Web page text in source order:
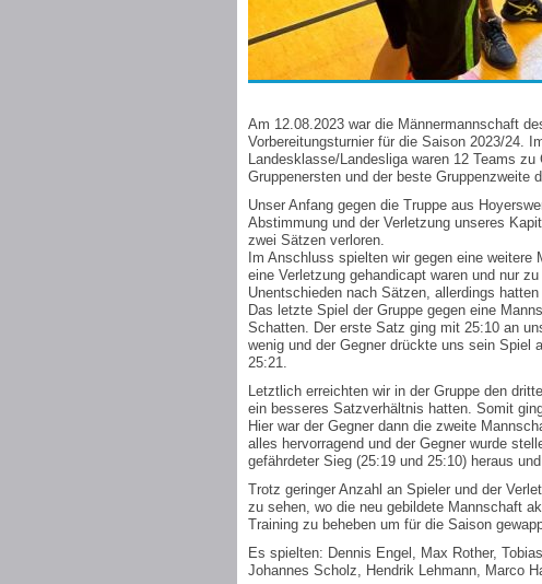
Am 12.08.2023 war die Männermannschaft
Vorbereitungsturnier für die Saison 2023/24.
Landesklasse/Landesliga waren 12 Teams
Gruppenersten und der beste Gruppenzweite
Unser Anfang gegen die Truppe aus
Abstimmung und der Verletzung unseres
zwei Sätzen verloren.
Im Anschluss spielten wir gegen eine
eine Verletzung gehandicapt waren und nur
Unentschieden nach Sätzen, allerdings
Das letzte Spiel der Gruppe gegen eine
Schatten. Der erste Satz ging mit 25:10 an
wenig und der Gegner drückte uns sein Spiel
25:21.
Letztlich erreichten wir in der Gruppe den
ein besseres Satzverhältnis hatten. Somit
Hier war der Gegner dann die zweite
alles hervorragend und der Gegner wurde
gefährdeter Sieg (25:19 und 25:10) heraus
Trotz geringer Anzahl an Spieler und der
zu sehen, wo die neu gebildete Mannschaft
Training zu beheben um für die Saison
Es spielten: Dennis Engel, Max Rother,
Johannes Scholz, Hendrik Lehmann, Marco